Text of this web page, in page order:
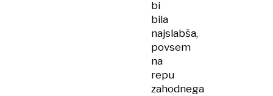
bi
bila
najslabša,
povsem
na
repu
zahodnega